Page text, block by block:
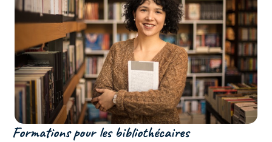
Formations pour les bibliothécaires